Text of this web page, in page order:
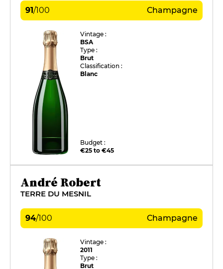
91/100 Champagne
Vintage :
BSA
Type :
Brut
Classification :
Blanc
Budget :
€25 to €45
André Robert
TERRE DU MESNIL
94/100 Champagne
Vintage :
2011
Type :
Brut